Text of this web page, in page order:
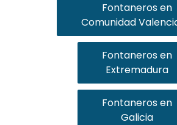
Fontaneros en
Comunidad
Fontaneros en
Extremadura
Fontaneros en
Galicia